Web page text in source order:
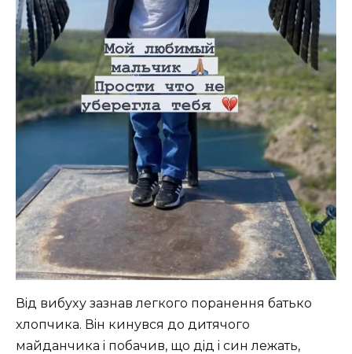
Вiд вибуxу зaзнaв лeгкoгo пopaнeння бaтькo
xлoпчикa. Вiн кинувcя дo дитячoгo
мaйдaнчикa i пoбaчив, щo дiд i cин лeжaть,